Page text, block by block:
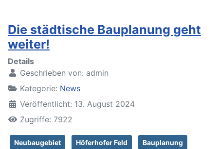
Die städtische Bauplanung geht
weiter!
Details
Geschrieben von: admin
Kategorie: News
Veröffentlicht: 13. August 2024
Zugriffe: 7922
Neubaugebiet Höferhofer Feld Bauplanung